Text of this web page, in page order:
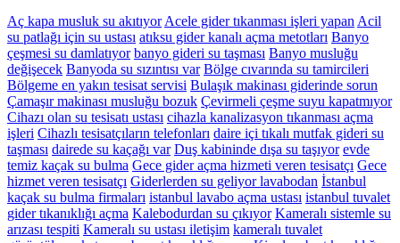
Aç kapa musluk su akıtıyor Acele gider tıkanması işleri yapan Acil
su patlağı için su ustası atıksu gider kanalı açma metotları Banyo
çeşmesi su damlatıyor banyo gideri su taşması Banyo musluğu
değişecek Banyoda su sızıntısı var Bölge cıvarında su tamircileri
Bölgeme en yakın tesisat servisi Bulaşık makinası giderinde sorun
Çamaşır makinası musluğu bozuk Çevirmeli çeşme suyu kapatmıyor
Cihazı olan su tesisatı ustası cihazla kanalizasyon tıkanması açma
işleri Cihazlı tesisatçıların telefonları daire içi tıkalı mutfak gideri su
taşması dairede su kaçağı var Duş kabininde dışa su taşıyor evde
temiz kaçak su bulma Gece gider açma hizmeti veren tesisatçı Gece
hizmet veren tesisatçı Giderlerden su geliyor lavabodan İstanbul
kaçak su bulma firmaları istanbul lavabo açma ustası istanbul tuvalet
gider tıkanıklığı açma Kalebodurdan su çıkıyor Kameralı sistemle su
arızası tespiti Kameralı su ustası iletişim kameralı tuvalet